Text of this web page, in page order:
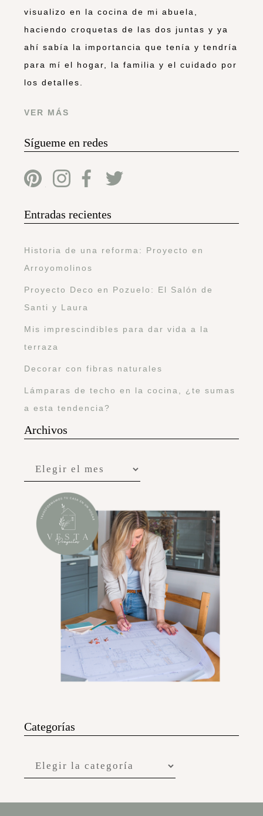
visualizo en la cocina de mi abuela,
haciendo croquetas de las dos juntas y ya
ahí sabía la importancia que tenía y tendría
para mí el hogar, la familia y el cuidado por
los detalles.
VER MÁS
Sígueme en redes
Entradas recientes
Historia de una reforma: Proyecto en
Arroyomolinos
Proyecto Deco en Pozuelo: El Salón de
Santi y Laura
Mis imprescindibles para dar vida a la
terraza
Decorar con fibras naturales
Lámparas de techo en la cocina, ¿te sumas
a esta tendencia?
Archivos
Categorías